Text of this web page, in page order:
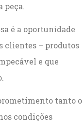
peça.
é a oportunidade
clientes – produtos
e que
tanto o
condições